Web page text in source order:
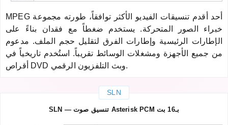
MPEG أحد أقدم تنسيقات الفيديو الأكثر توافقاً، طورته مجموعة
خبراء الصور المتحركة. يستخدم ضغطاً مع فقدان بناءً على
الإطارات الرئيسية وإطارات الفرق لتقليل حجم الملف. مدعوم
من جميع الأجهزة ومشغلات الوسائط تقريباً. استُخدم تاريخياً في
أقراص DVD وبث التلفزيون الرقمي.
SLN
SLN — تنسيق صوت Asterisk PCM بـ16 بت